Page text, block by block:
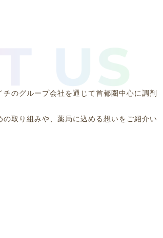
のグループ会社を通じて首都圏中心に調剤
取り組みや、薬局に込める想いをご紹介い